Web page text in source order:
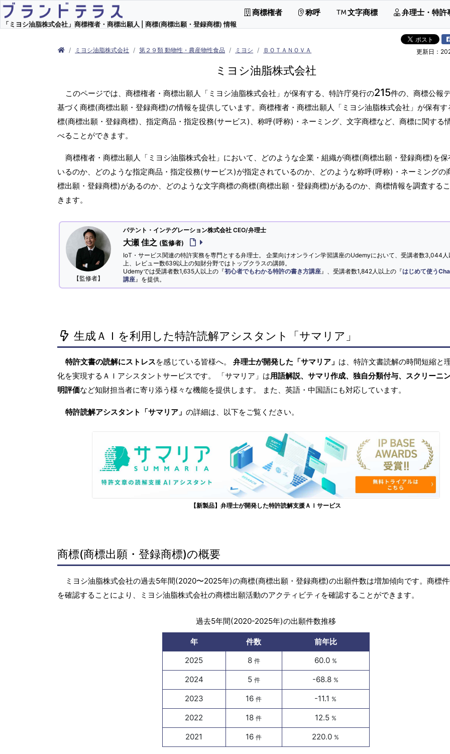
「ミヨシ油脂株式会社」商標権者・商標出願人 | 商標(商標出願・登録商標) 情報
商標権者 称呼 文字商標 弁理士・特許
ミヨシ油脂株式会社 第２９類 動物性・農産物性食品 ミヨシ ＢＯＴＡＮＯＶＡ 更新日：
ミヨシ油脂株式会社
このページでは、商標権者・商標出願人「ミヨシ油脂株式会社」が保有する、特許庁発行の215件の、商標公報
基づく商標(商標出願・登録商標)の情報を提供しています。商標権者・商標出願人「ミヨシ油脂株式会社」が保有す
標(商標出願・登録商標)、指定商品・指定役務(サービス)、称呼(呼称)・ネーミング、文字商標など、商標に関する
べることができます。
商標権者・商標出願人「ミヨシ油脂株式会社」において、どのような企業・組織が商標(商標出願・登録商標)を保
いるのか、どのような指定商品・指定役務(サービス)が指定されているのか、どのような称呼(呼称)・ネーミングの
標出願・登録商標)があるのか、どのような文字商標の商標(商標出願・登録商標)があるのか、商標情報を調査する
きます。
【監修者】
パテント・インテグレーション株式会社 CEO/弁理士
大瀬 佳之 (監修者)
IoT・サービス関連の特許実務を専門とする弁理士。 企業向けオンライン学習講座のUdemyにおいて、受講者数3,044人
上、レビュー数639以上の知財分野ではトップクラスの講師。
Udemyでは受講者数1,635人以上の『初心者でもわかる特許の書き方講座 』、受講者数1,842人以上の『はじめて使う
講座 』を提供。
生成ＡＩを利用した特許読解アシスタント「サマリア」
特許文書の読解にストレスを感じている皆様へ。 弁理士が開発した「サマリア」 は、特許文書読解の時間短縮と
化を実現するＡＩアシスタントサービスです。 「サマリア」は用語解説、サマリ作成、独自分類付与、スクリーニ
明評価など知財担当者に寄り添う様々な機能を提供します。 また、英語・中国語にも対応しています。
特許読解アシスタント「サマリア」 の詳細は、以下をご覧ください。
【新製品】弁理士が開発した特許読解支援ＡＩサービス
商標(商標出願・登録商標)の概要
ミヨシ油脂株式会社の過去5年間(2020〜2025年)の商標(商標出願・登録商標)の出願件数は増加傾向です。商標
を確認することにより、ミヨシ油脂株式会社の商標出願活動のアクティビティを確認することができます。
過去5年間(2020-2025年)の出願件数推移
年 件数
前年比
2025
8 件 60.0 %
2024 5 件 -68.8 %
2023 16件 -11.1 %
2022 18件 12.5 %
2021 16件 220.0 %